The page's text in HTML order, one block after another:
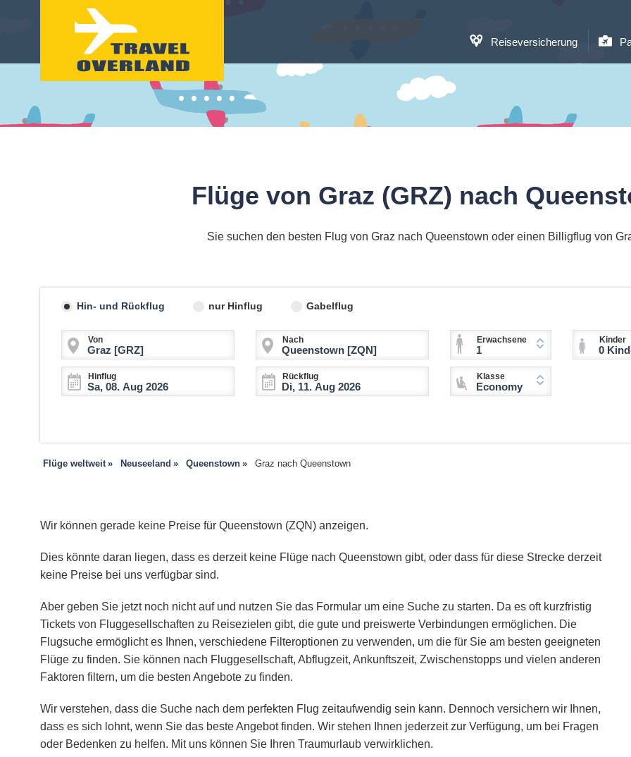
Reiseversicherung
Flüge von Graz (GRZ) nach
Sie suchen den besten Flug von Graz nach Queenstown oder einen Billigflug von
Hin- und Rückflug nur Hinflug Gabelflug
Von Nach
Hinflug Rückflug
Erwachsene
1
Kinder
0 Kinder (2-11
Klasse
Economy
Flüge weltweit Neuseeland Queenstown Graz nach Queenstown
Wir können gerade keine Preise für Queenstown (ZQN) anzeigen.
Dies könnte daran liegen, dass es derzeit keine Flüge nach Queenstown gibt, oder dass für diese Strecke derzeit
keine Preise bei uns verfügbar sind.
Aber geben Sie jetzt noch nicht auf und nutzen Sie das Formular um eine Suche zu starten. Da es oft kurzfristig
Tickets von Fluggesellschaften zu Reisezielen gibt, die gute und preiswerte Verbindungen ermöglichen. Die
Flugsuche ermöglicht es Ihnen, verschiedene Filteroptionen zu verwenden, um die für Sie am besten geeigneten
Flüge zu finden. Sie können nach Fluggesellschaft, Abflugzeit, Ankunftszeit, Zwischenstopps und vielen anderen
Faktoren filtern, um die besten Angebote zu finden.
Wir verstehen, dass die Suche nach dem perfekten Flug zeitaufwendig sein kann. Dennoch versichern wir Ihnen,
dass es sich lohnt, wenn Sie das beste Angebot finden. Wir stehen Ihnen jederzeit zur Verfügung, um bei Fragen
oder Bedenken zu helfen. Mit uns können Sie Ihren Traumurlaub verwirklichen.